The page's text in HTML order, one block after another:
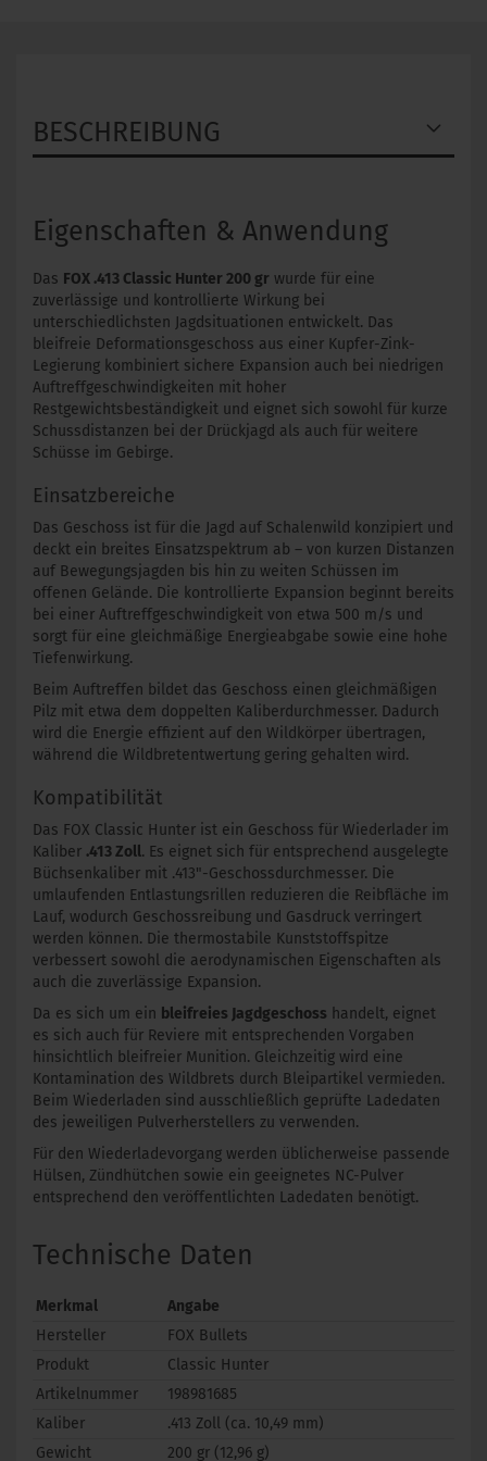
BESCHREIBUNG
Eigenschaften & Anwendung
Das FOX .413 Classic Hunter 200 gr wurde für eine
zuverlässige und kontrollierte Wirkung bei
unterschiedlichsten Jagdsituationen entwickelt. Das
bleifreie Deformationsgeschoss aus einer Kupfer-Zink-
Legierung kombiniert sichere Expansion auch bei niedrigen
Auftreffgeschwindigkeiten mit hoher
Restgewichtsbeständigkeit und eignet sich sowohl für kurze
Schussdistanzen bei der Drückjagd als auch für weitere
Schüsse im Gebirge.
Einsatzbereiche
Das Geschoss ist für die Jagd auf Schalenwild konzipiert und
deckt ein breites Einsatzspektrum ab – von kurzen Distanzen
auf Bewegungsjagden bis hin zu weiten Schüssen im
offenen Gelände. Die kontrollierte Expansion beginnt bereits
bei einer Auftreffgeschwindigkeit von etwa 500 m/s und
sorgt für eine gleichmäßige Energieabgabe sowie eine hohe
Tiefenwirkung.
Beim Auftreffen bildet das Geschoss einen gleichmäßigen
Pilz mit etwa dem doppelten Kaliberdurchmesser. Dadurch
wird die Energie effizient auf den Wildkörper übertragen,
während die Wildbretentwertung gering gehalten wird.
Kompatibilität
Das FOX Classic Hunter ist ein Geschoss für Wiederlader im
Kaliber .413 Zoll. Es eignet sich für entsprechend ausgelegte
Büchsenkaliber mit .413"-Geschossdurchmesser. Die
umlaufenden Entlastungsrillen reduzieren die Reibfläche im
Lauf, wodurch Geschossreibung und Gasdruck verringert
werden können. Die thermostabile Kunststoffspitze
verbessert sowohl die aerodynamischen Eigenschaften als
auch die zuverlässige Expansion.
Da es sich um ein bleifreies Jagdgeschoss handelt, eignet
es sich auch für Reviere mit entsprechenden Vorgaben
hinsichtlich bleifreier Munition. Gleichzeitig wird eine
Kontamination des Wildbrets durch Bleipartikel vermieden.
Beim Wiederladen sind ausschließlich geprüfte Ladedaten
des jeweiligen Pulverherstellers zu verwenden.
Für den Wiederladevorgang werden üblicherweise passende
Hülsen, Zündhütchen sowie ein geeignetes NC-Pulver
entsprechend den veröffentlichten Ladedaten benötigt.
Technische Daten
Merkmal
Angabe
Hersteller
FOX Bullets
Produkt
Classic Hunter
Artikelnummer
198981685
Kaliber
.413 Zoll (ca. 10,49 mm)
Gewicht
200 gr (12,96 g)